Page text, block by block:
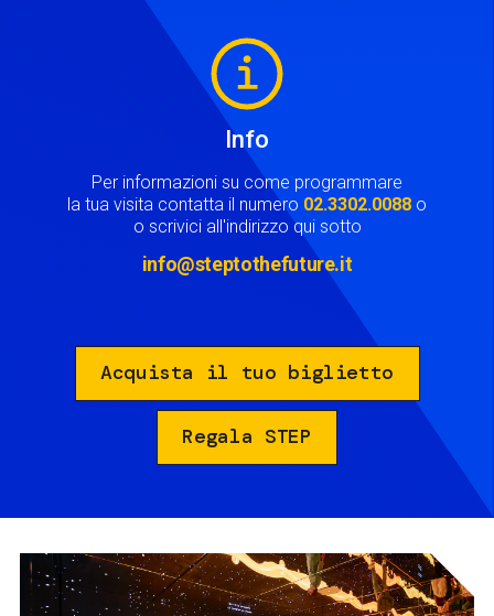
Info
Per informazioni su come programmare
la tua visita contatta il numero 02.3302.0088 o
o scrivici all'indirizzo qui sotto
info@steptothefuture.it
Acquista il tuo biglietto
Regala STEP